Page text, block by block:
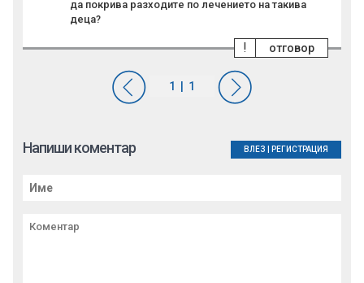
да покрива разходите по лечението на такива
деца?
отговор
!
Напиши коментар ВЛЕЗ РЕГИСТРАЦИЯ